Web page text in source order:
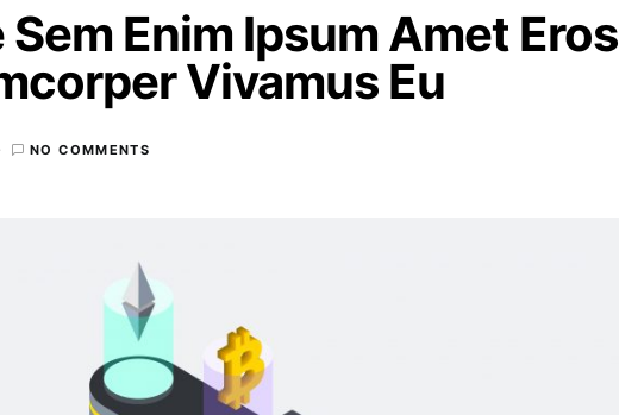
Enim Ipsum Amet Eros
Vivamus Eu
NO COMMENTS